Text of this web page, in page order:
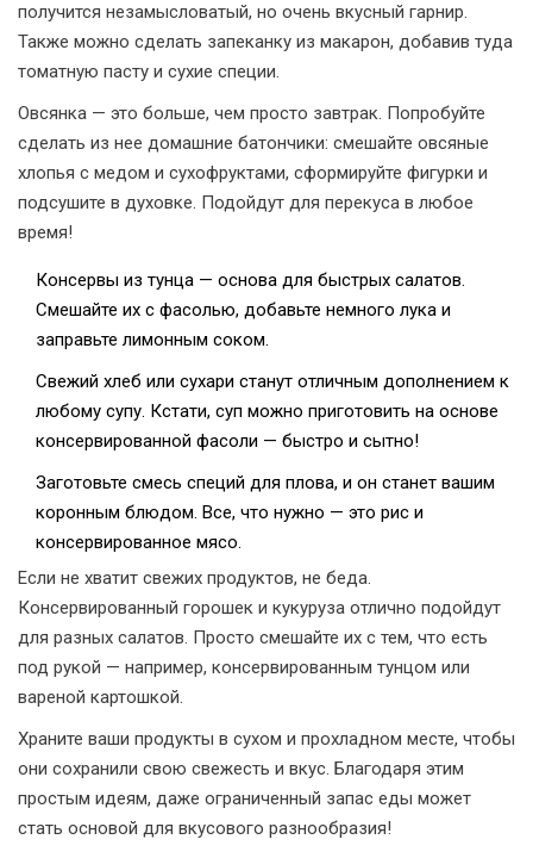
получится незамысловатый, но очень вкусный гарнир.
Также можно сделать запеканку из макарон, добавив туда
томатную пасту и сухие специи.
Овсянка — это больше, чем просто завтрак. Попробуйте
сделать из нее домашние батончики: смешайте овсяные
хлопья с медом и сухофруктами, сформируйте фигурки и
подсушите в духовке. Подойдут для перекуса в любое
время!
Консервы из тунца — основа для быстрых салатов.
Смешайте их с фасолью, добавьте немного лука и
заправьте лимонным соком.
Свежий хлеб или сухари станут отличным дополнением к
любому супу. Кстати, суп можно приготовить на основе
консервированной фасоли — быстро и сытно!
Заготовьте смесь специй для плова, и он станет вашим
коронным блюдом. Все, что нужно — это рис и
консервированное мясо.
Если не хватит свежих продуктов, не беда.
Консервированный горошек и кукуруза отлично подойдут
для разных салатов. Просто смешайте их с тем, что есть
под рукой — например, консервированным тунцом или
вареной картошкой.
Храните ваши продукты в сухом и прохладном месте, чтобы
они сохранили свою свежесть и вкус. Благодаря этим
простым идеям, даже ограниченный запас еды может
стать основой для вкусового разнообразия!